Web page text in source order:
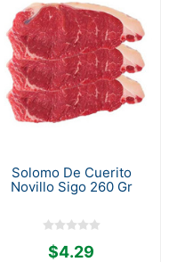
Solomo De Cuerito
Novillo Sigo 260 Gr
$4.29